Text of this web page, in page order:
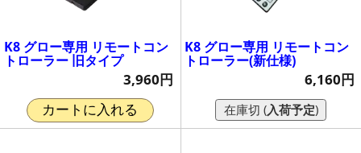
K8 グロー専用 リモートコン
トローラー 旧タイプ
3,960円
カートに入れる
K8 グロー専用 リモートコン
トローラー(新仕様)
6,160円
在庫切 (入荷予定)